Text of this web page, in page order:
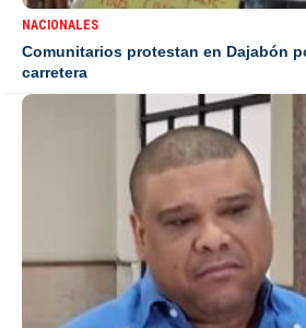
NACIONALES
Comunitarios protestan en Dajabón
carretera